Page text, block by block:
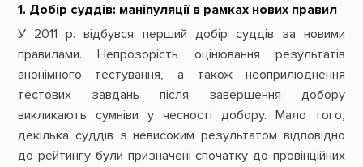
1. Добір суддів: маніпуляції в рамках нових правил
У 2011 р. відбувся перший добір суддів за новими
правилами. Непрозорість оцінювання результатів
анонімного тестування, а також неоприлюднення
тестових завдань після завершення добору
викликають сумніви у чесності добору. Мало того,
декілька суддів з невисоким результатом відповідно
до рейтингу були призначені спочатку до провінційних